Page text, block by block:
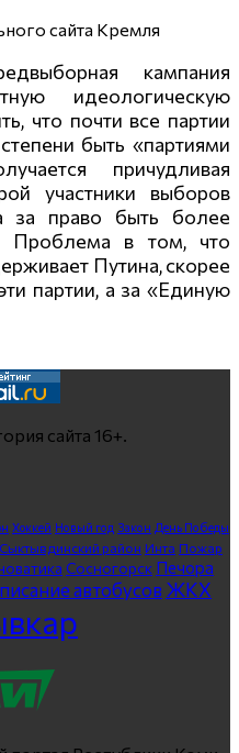
сайта Кремля
кампания
идеологическую
что почти все партии
быть «партиями
причудливая
участники выборов
за право быть более
Проблема в том, что
Путина, скорее
партии, а за «Единую
сайта 16+.
Хоккей Новый год Закон День Победы
Сыктывдинский район Инта Пожар
Сосногорск Печора
автобусов ЖКХ